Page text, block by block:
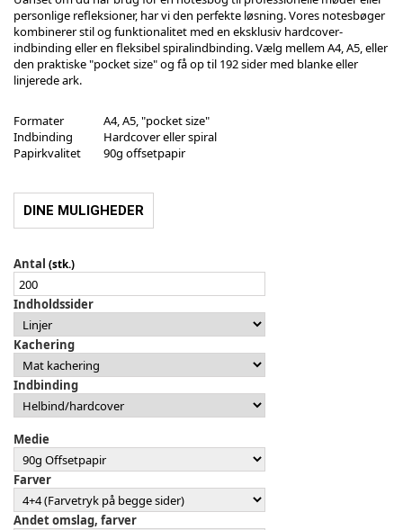
personlige refleksioner, har vi den perfekte løsning. Vores notesbøger
kombinerer stil og funktionalitet med en eksklusiv hardcover-
indbinding eller en fleksibel spiralindbinding. Vælg mellem A4, A5, eller
den praktiske "pocket size" og få op til 192 sider med blanke eller
linjerede ark.
Formater
A4, A5, "pocket size"
Indbinding
Hardcover eller spiral
Papirkvalitet
90g offsetpapir
DINE MULIGHEDER
Antal (stk.)
Indholdssider
Kachering
Indbinding
Medie
Farver
Andet omslag, farver